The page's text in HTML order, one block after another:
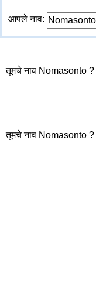
आपले नाव:
तूमचे नाव Nomasonto ?
तूमचे नाव Nomasonto ?